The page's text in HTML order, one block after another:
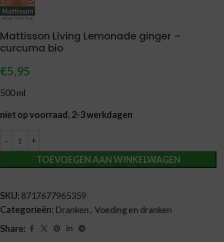
Mattisson Living Lemonade ginger –
curcuma bio
€5,95
500 ml
niet op voorraad, 2-3 werkdagen
TOEVOEGEN AAN WINKELWAGEN
Alternative:
SKU: 8717677965359
Categorieën: Dranken, Voeding en dranken
Share: